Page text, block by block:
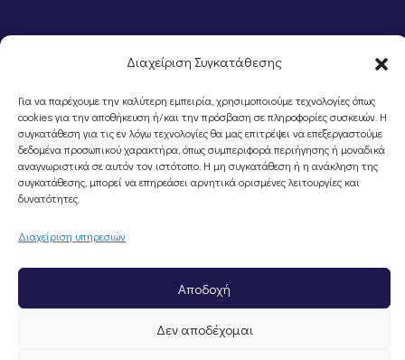
Διαχείριση Συγκατάθεσης
Για να παρέχουμε την καλύτερη εμπειρία, χρησιμοποιούμε τεχνολογίες όπως
cookies για την αποθήκευση ή/και την πρόσβαση σε πληροφορίες συσκευών. Η
συγκατάθεση για τις εν λόγω τεχνολογίες θα μας επιτρέψει να επεξεργαστούμε
δεδομένα προσωπικού χαρακτήρα, όπως συμπεριφορά περιήγησης ή μοναδικά
αναγνωριστικά σε αυτόν τον ιστότοπο. Η μη συγκατάθεση ή η ανάκληση της
συγκατάθεσης, μπορεί να επηρεάσει αρνητικά ορισμένες λειτουργίες και
δυνατότητες.
Διαχείριση υπηρεσιών
Αποδοχή
Δεν αποδέχομαι
©Portal Επιμελητηρίου Ημαθίας, Powered byKnowledge A.E.